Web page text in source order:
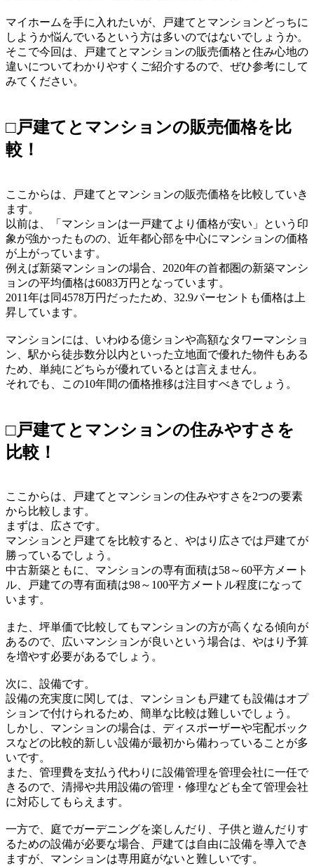
マイホームを手に入れたいが、戸建てとマンションどっちに
しようか悩んでいるという方は多いのではないでしょうか。
そこで今回は、戸建てとマンションの販売価格と住み心地の
違いについてわかりやすくご紹介するので、ぜひ参考にして
みてください。
□戸建てとマンションの販売価格を比
較！
ここからは、戸建てとマンションの販売価格を比較していき
ます。
以前は、「マンションは一戸建てより価格が安い」という印
象が強かったものの、近年都心部を中心にマンションの価格
が上がっています。
例えば新築マンションの場合、2020年の首都圏の新築マンシ
ョンの平均価格は6083万円となっています。
2011年は同4578万円だったため、32.9パーセントも価格は上
昇しています。
マンションには、いわゆる億ションや高額なタワーマンショ
ン、駅から徒歩数分以内といった立地面で優れた物件もある
ため、単純にどちらが優れているとは言えません。
それでも、この10年間の価格推移は注目すべきでしょう。
□戸建てとマンションの住みやすさを
比較！
ここからは、戸建てとマンションの住みやすさを2つの要素
から比較します。
まずは、広さです。
マンションと戸建てを比較すると、やはり広さでは戸建てが
勝っているでしょう。
中古新築ともに、マンションの専有面積は58～60平方メート
ル、戸建ての専有面積は98～100平方メートル程度になって
います。
また、坪単価で比較してもマンションの方が高くなる傾向が
あるので、広いマンションが良いという場合は、やはり予算
を増やす必要があるでしょう。
次に、設備です。
設備の充実度に関しては、マンションも戸建ても設備はオプ
ションで付けられるため、簡単な比較は難しいでしょう。
しかし、マンションの場合は、ディスポーザーや宅配ボック
スなどの比較的新しい設備が最初から備わっていることが多
いです。
また、管理費を支払う代わりに設備管理を管理会社に一任で
きるので、清掃や共用設備の管理・修理なども全て管理会社
に対応してもらえます。
一方で、庭でガーデニングを楽しんだり、子供と遊んだりす
るための設備が必要な場合、戸建ては自由に設備を導入でき
ますが、マンションは専用庭がないと難しいです。